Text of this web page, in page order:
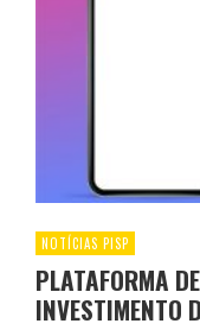
NOTÍCIAS PISP
PLATAFORMA
INVESTIMENTO